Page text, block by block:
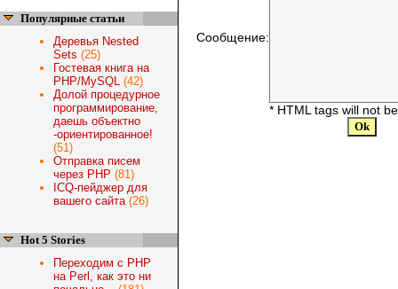
Популярные статьи
Деревья Nested
Sets (25)
Гостевая книга на
PHP/MySQL (42)
Долой процедурное
программирование,
даешь объектно
-ориентированное!
(51)
Отправка писем
через PHP (81)
ICQ-пейджер для
вашего сайта(26)
Hot 5 Stories
Переходим с PHP
на Perl, как это ни
Сообщение:
* HTML tags will not